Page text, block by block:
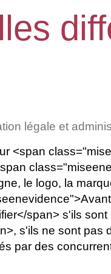
légale et
<span
le logo, la
span> s'ils sont
s'ils ne sont pas
par des